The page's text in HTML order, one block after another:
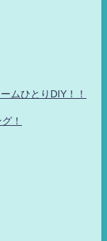
ムひとりDIY！！
！